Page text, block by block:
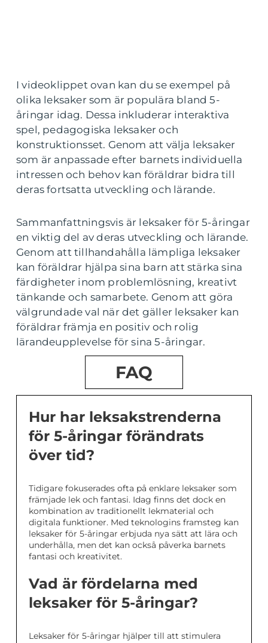
I videoklippet ovan kan du se exempel på
olika leksaker som är populära bland 5-
åringar idag. Dessa inkluderar interaktiva
spel, pedagogiska leksaker och
konstruktionsset. Genom att välja leksaker
som är anpassade efter barnets individuella
intressen och behov kan föräldrar bidra till
deras fortsatta utveckling och lärande.
Sammanfattningsvis är leksaker för 5-åringar
en viktig del av deras utveckling och lärande.
Genom att tillhandahålla lämpliga leksaker
kan föräldrar hjälpa sina barn att stärka sina
färdigheter inom problemlösning, kreativt
tänkande och samarbete. Genom att göra
välgrundade val när det gäller leksaker kan
föräldrar främja en positiv och rolig
lärandeupplevelse för sina 5-åringar.
FAQ
Hur har leksakstrenderna
för 5-åringar förändrats
över tid?
Tidigare fokuserades ofta på enklare leksaker som
främjade lek och fantasi. Idag finns det dock en
kombination av traditionellt lekmaterial och
digitala funktioner. Med teknologins framsteg kan
leksaker för 5-åringar erbjuda nya sätt att lära och
underhålla, men det kan också påverka barnets
fantasi och kreativitet.
Vad är fördelarna med
leksaker för 5-åringar?
Leksaker för 5-åringar hjälper till att stimulera